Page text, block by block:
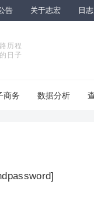
告 关于志宏 日志
历程
日子
商务 数据分析